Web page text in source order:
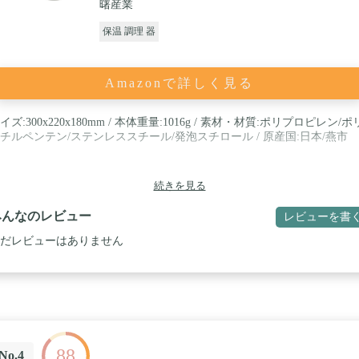
曙産業
保温 調理 器
Amazonで詳しく見る
ズ:300x220x180mm / 本体重量:1016g / 素材・材質:ポリプロピレン/ポ
チルペンテン/ステンレススチール/発泡スチロール / 原産国:日本/燕市
続きを見る
なのレビュー レビューを書
だレビューはありません